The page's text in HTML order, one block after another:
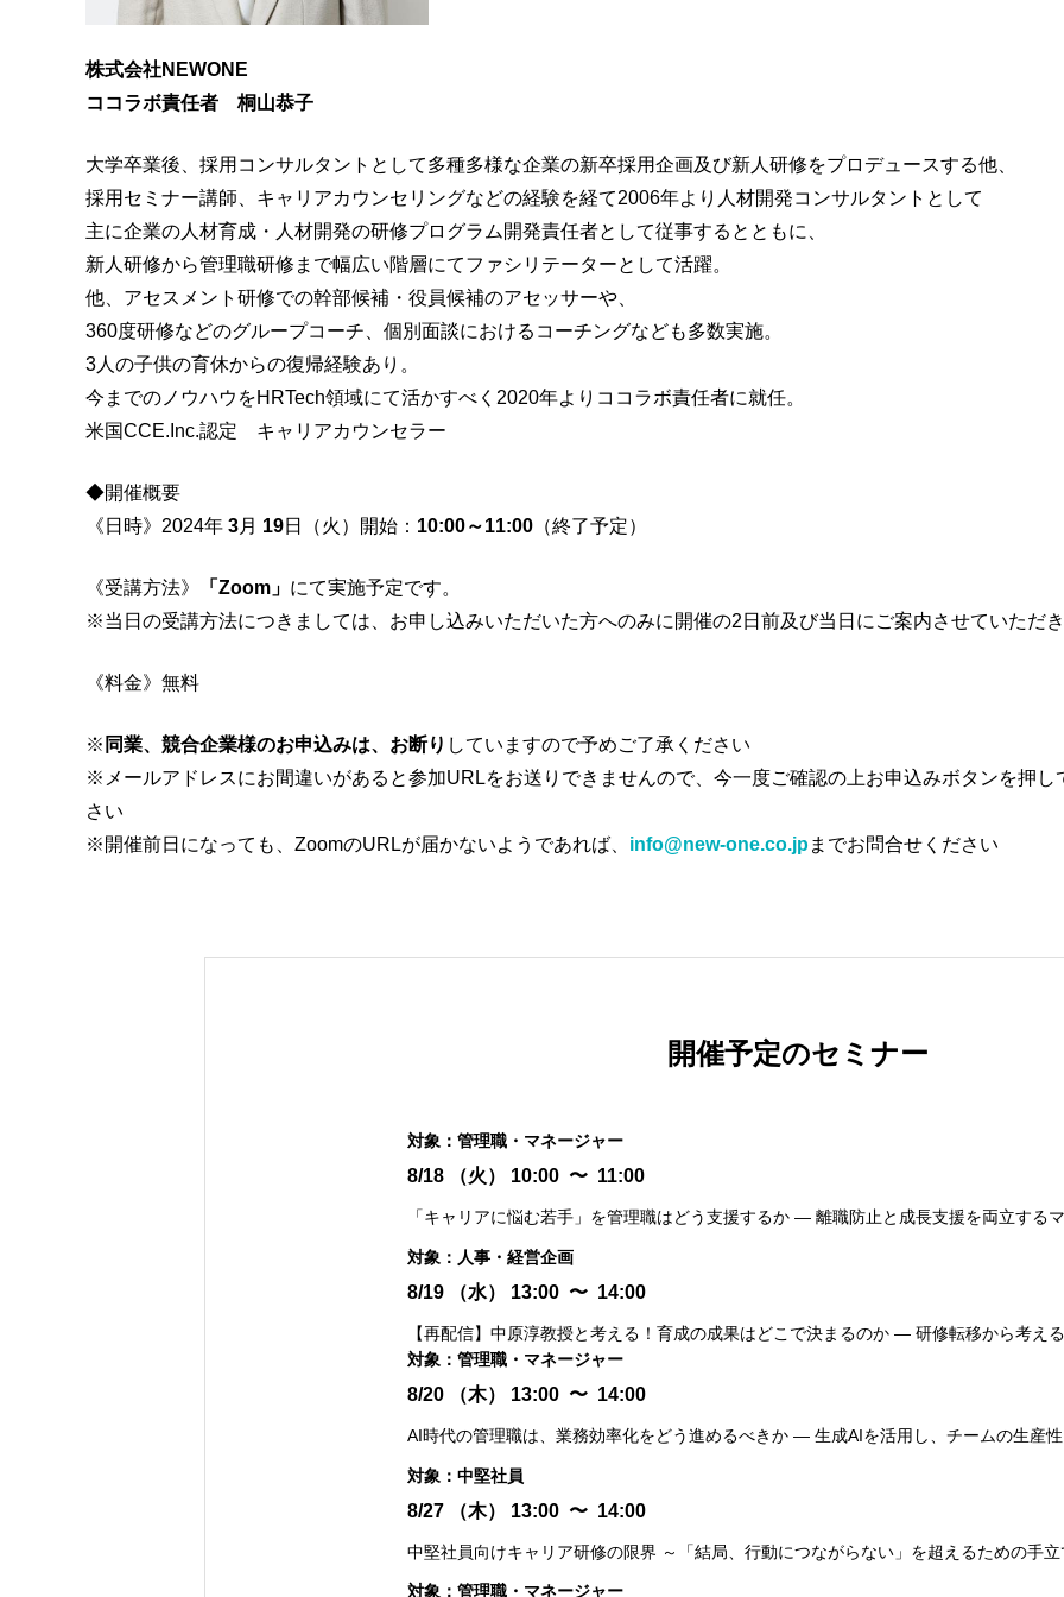
株式会社NEWONE
ココラボ責任者 桐山恭子
大学卒業後、採用コンサルタントとして多種多様な企業の新卒採用企画及び新人研修をプロデュースする他、
採用セミナー講師、キャリアカウンセリングなどの経験を経て2006年より人材開発コンサルタントとして
主に企業の人材育成・人材開発の研修プログラム開発責任者として従事するとともに、
新人研修から管理職研修まで幅広い階層にてファシリテーターとして活躍。
他、アセスメント研修での幹部候補・役員候補のアセッサーや、
360度研修などのグループコーチ、個別面談におけるコーチングなども多数実施。
3人の子供の育休からの復帰経験あり。
今までのノウハウをHRTech領域にて活かすべく2020年よりココラボ責任者に就任。
米国CCE.Inc.認定 キャリアカウンセラー
◆開催概要
《日時》2024年 3月 19日（火）開始： 10:00～11:00 （終了予定）
《受講方法》 「Zoom」 にて実施予定です。
※当日の受講方法につきましては、お申し込みいただいた方へのみに開催の2日前及び当日にご案内させていただ
《料金》無料
※ 同業、競合企業様のお申込みは、お断り していますので予めご了承ください
※メールアドレスにお間違いがあると参加URLをお送りできませんので、今一度ご確認の上お申込みボタンを押し
さい
※開催前日になっても、ZoomのURLが届かないようであれば、 info@new-one.co.jpまでお問合せください
開催予定のセミナー
対象： 管理職・マネージャー
8/18 （火） 10:00 〜 11:00
「キャリアに悩む若手」を管理職はどう支援するか ― 離職防止と成長支援を両立する
対象： 人事・経営企画
8/19 （水） 13:00 〜 14:00
【再配信】中原淳教授と考える！育成の成果はどこで決まるのか ― 研修転移から考え
対象： 管理職・マネージャー
8/20 （木） 13:00 〜 14:00
AI時代の管理職は、業務効率化をどう進めるべきか ― 生成AIを活用し、チームの生産
対象： 中堅社員
8/27 （木） 13:00 〜 14:00
中堅社員向けキャリア研修の限界 ～「結局、行動につながらない」を超えるための手立
対象： 管理職・マネージャー